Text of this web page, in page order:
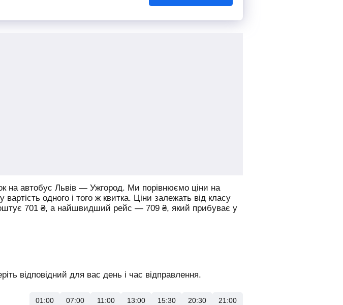
на автобус Львів — Ужгород. Ми порівнюємо ціни на
одного і того ж квитка. Ціни залежать від класу
701 ₴, а найшвидший рейс — 709 ₴, який прибуває у
відповідний для вас день і час відправлення.
01:00 07:00 11:00 13:00 15:30 20:30 21:00